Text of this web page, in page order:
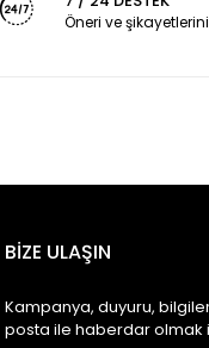
Öneri ve
BİZE ULAŞIN
Kampanya, duyuru,
posta ile haberdar olmak